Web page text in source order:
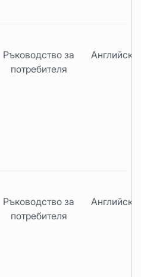
Ръководство за
потребителя
Английски
Ръководство за
потребителя
Английски